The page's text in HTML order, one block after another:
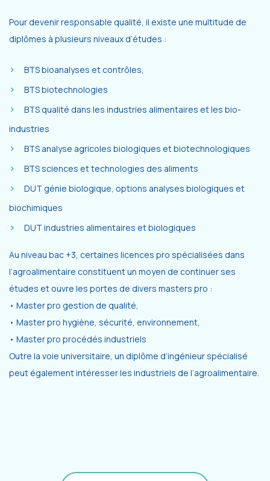
Pour devenir responsable qualité, il existe une multitude de
diplômes à plusieurs niveaux d’études :
BTS bioanalyses et contrôles,
BTS biotechnologies
BTS qualité dans les industries alimentaires et les bio-
industries
BTS analyse agricoles biologiques et biotechnologiques
BTS sciences et technologies des aliments
DUT génie biologique, options analyses biologiques et
biochimiques
DUT industries alimentaires et biologiques
Au niveau bac +3, certaines licences pro spécialisées dans
l’agroalimentaire constituent un moyen de continuer ses
études et ouvre les portes de divers masters pro :
• Master pro gestion de qualité,
• Master pro hygiène, sécurité, environnement,
• Master pro procédés industriels
Outre la voie universitaire, un diplôme d’ingénieur spécialisé
peut également intéresser les industriels de l’agroalimentaire.